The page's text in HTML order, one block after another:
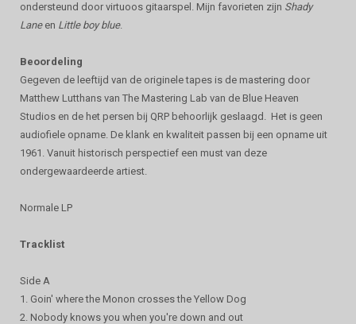
ondersteund door virtuoos gitaarspel. Mijn favorieten zijn Shady
Laneen Little boy blue.
Beoordeling
Gegeven de leeftijd van de originele tapes is de mastering door
Matthew Lutthans van The Mastering Lab van de Blue Heaven
Studios en de het persen bij QRP behoorlijk geslaagd. Het is geen
audiofiele opname. De klank en kwaliteit passen bij een opname uit
1961. Vanuit historisch perspectief een must van deze
ondergewaardeerde artiest.
Normale LP
Tracklist
Side A
1. Goin' where the Monon crosses the Yellow Dog
2. Nobody knows you when you're down and out